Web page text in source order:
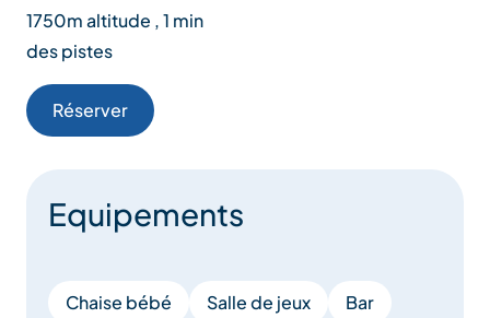
1750m altitude , 1 min
des pistes
Réserver
Equipements
Chaise bébé Salle de jeux Bar